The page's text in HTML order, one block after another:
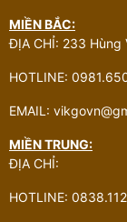
MIỀN BẮC:
ĐỊA CHỈ: 233 Hùng
HOTLINE:
EMAIL:
MIỀN TRUNG:
ĐỊA CHỈ:
HOTLINE: